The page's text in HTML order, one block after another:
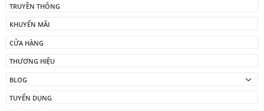
TRUYỀN THÔNG
KHUYẾN MÃI
CỬA HÀNG
THƯƠNG HIỆU
BLOG
TUYỂN DỤNG